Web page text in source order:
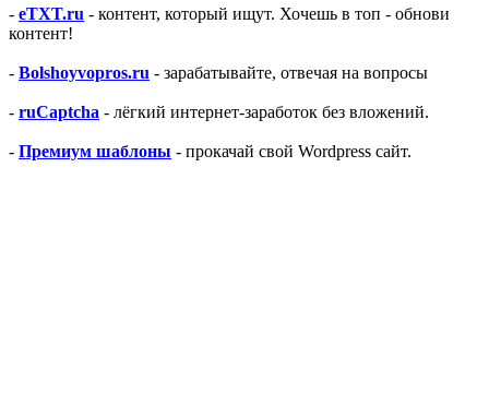
- eTXT.ru - контент, который ищут. Хочешь в топ - обнови
контент!
- Bolshoyvopros.ru - зарабатывайте, отвечая на вопросы
- ruCaptcha - лёгкий интернет-заработок без вложений.
- Премиум шаблоны - прокачай свой Wordpress сайт.